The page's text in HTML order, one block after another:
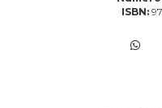
ISBN: